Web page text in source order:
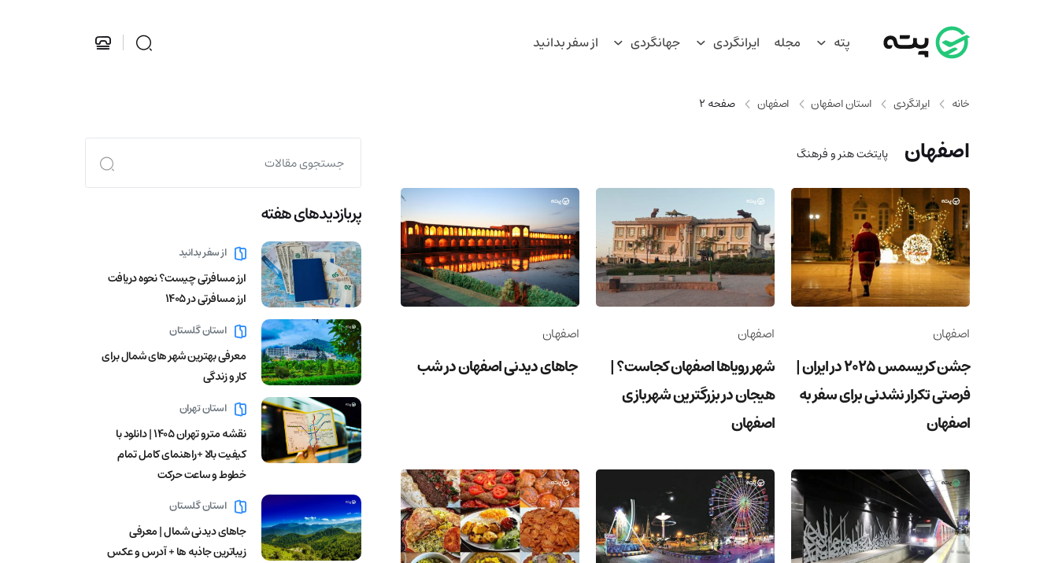
پته مجله ایرانگردی جهانگردی از سفر بدانید
خانه ایرانگردی استان اصفهان اصفهان صفحه 2
اصفهان پایتخت هنر و فرهنگ
اصفهان
جشن کریسمس 2025 در ایران |
فرصتی تکرار نشدنی برای سفر به
اصفهان
اصفهان
شهر رویاها اصفهان کجاست؟ |
هیجان در بزرگترین شهربازی
اصفهان
اصفهان
جاهای دیدنی اصفهان در شب
پربازدید‌های هفته
از سفر بدانید
ارز مسافرتی چیست؟ نحوه دریافت
ارز مسافرتی در 1405
استان گلستان
معرفی بهترین شهر های شمال برای
کار و زندگی
استان تهران
نقشه مترو تهران ۱۴۰۵ | دانلود با
کیفیت بالا +راهنمای کامل تمام
خطوط و ساعت حرکت
استان گلستان
جاهای دیدنی شمال | معرفی
زیباترین جاذبه ها + آدرس و عکس